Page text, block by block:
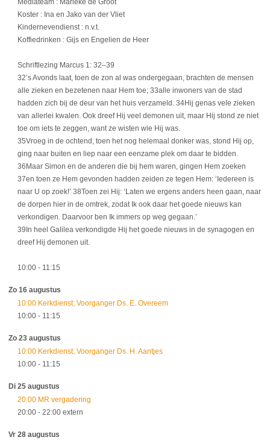
Mediateam : Marieke de Groot
Koster : Ina en Jako van der Vliet
Kindernevendienst : n.v.t.
Koffiedrinken : Gijs en Engelien de Heer
Schriftlezing Marcus 1: 32–39
32’s Avonds laat, toen de zon al was ondergegaan, brachten de mensen
alle zieken en bezetenen naar Hem toe; 33alle inwoners van de stad
hadden zich bij de deur van het huis verzameld. 34Hij genas vele zieken
van allerlei kwalen. Ook dreef Hij veel demonen uit, maar Hij stond ze niet
toe om iets te zeggen, want ze wisten wie Hij was.
35Vroeg in de ochtend, toen het nog helemaal donker was, stond Hij op,
ging naar buiten en liep naar een eenzame plek om daar te bidden.
36Maar Simon en de anderen die bij hem waren, gingen Hem zoeken
37en toen ze Hem gevonden hadden zeiden ze tegen Hem: ‘Iedereen is
naar U op zoek!’ 38Toen zei Hij: ‘Laten we ergens anders heen gaan, naar
de dorpen hier in de omtrek, zodat Ik ook daar het goede nieuws kan
verkondigen. Daarvoor ben Ik immers op weg gegaan.’
39In heel Galilea verkondigde Hij het goede nieuws in de synagogen en
dreef Hij demonen uit.
10:00 - 11:15
Zo 16 augustus
10:00 Kerkdienst; Voorganger Ds. E. Overeem
10:00 - 11:15
Zo 23 augustus
10:00 Kerkdienst; Voorganger Ds. H. Aantjes
10:00 - 11:15
Di 25 augustus
20:00 MR vergadering
20:00 - 22:00 extern
Vr 28 augustus